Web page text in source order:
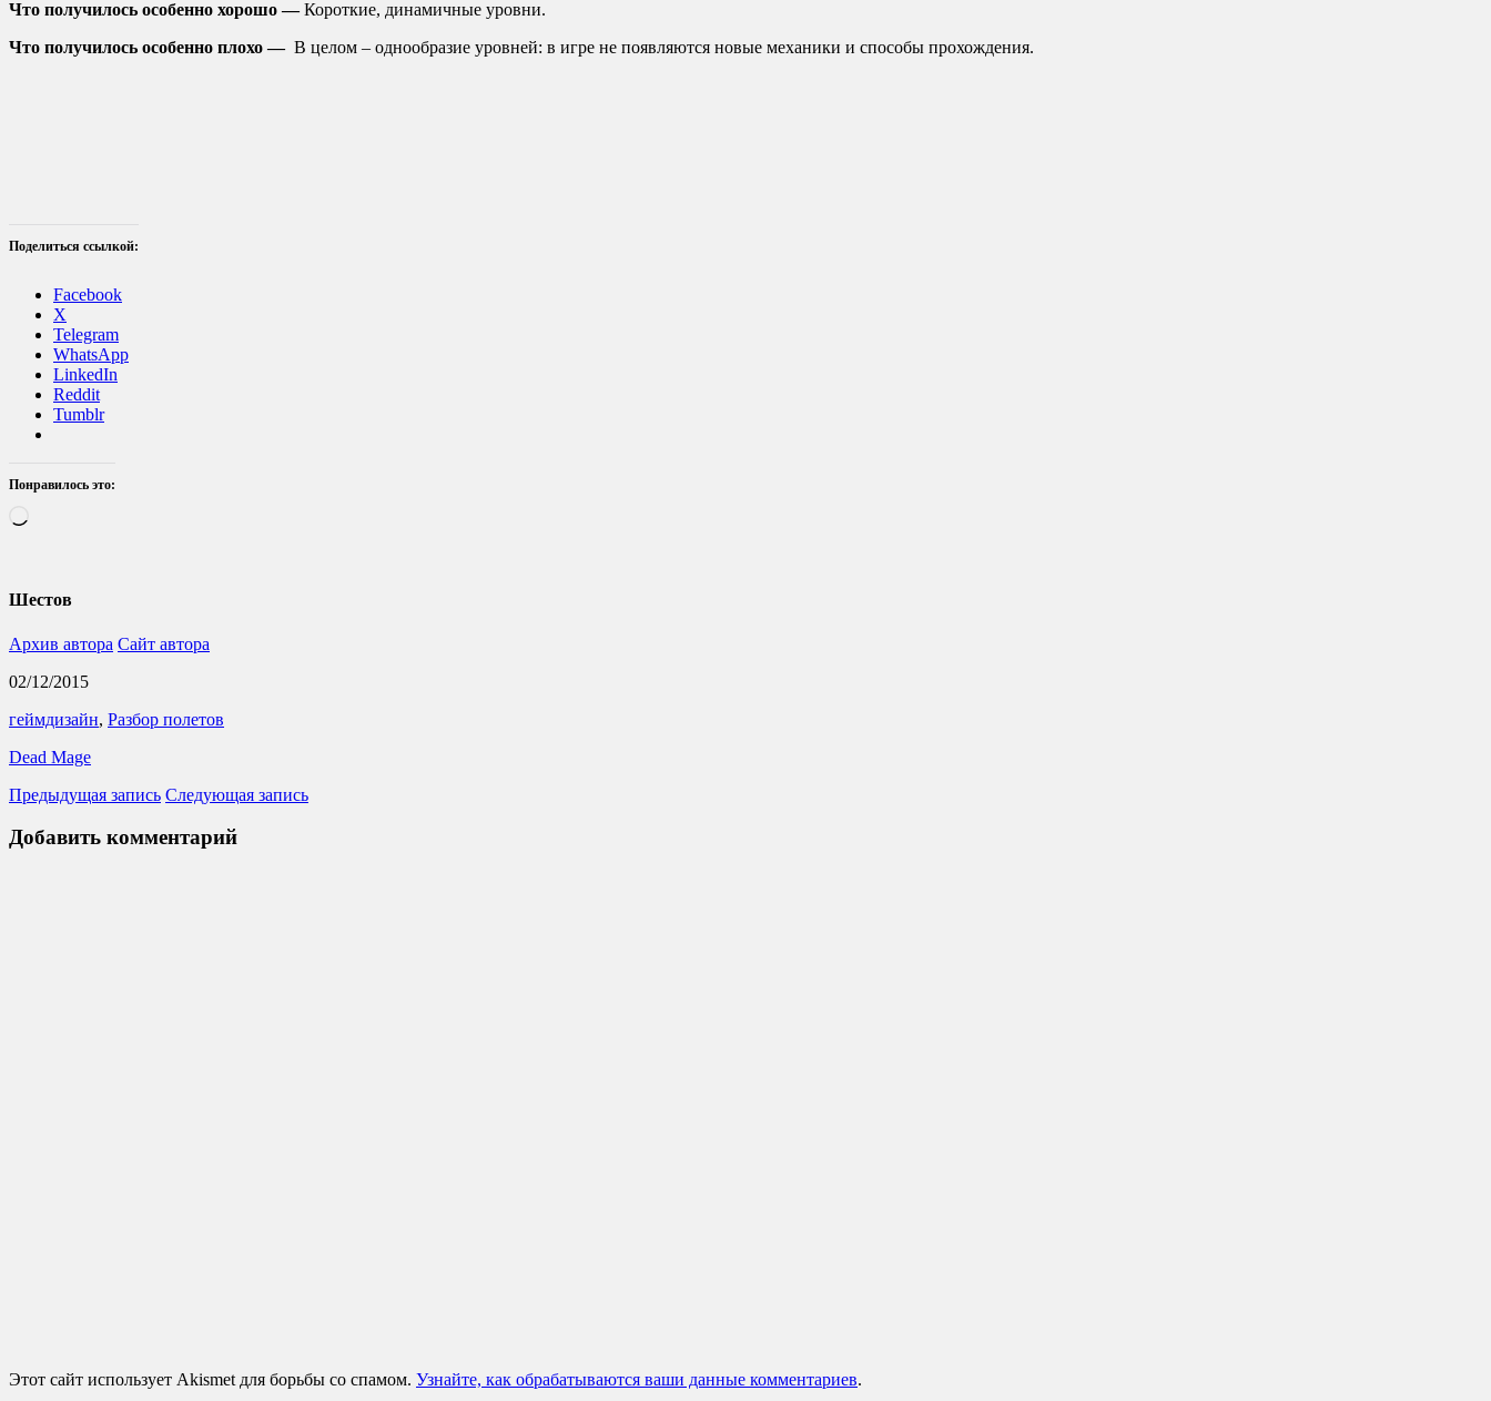
Что получилось особенно хорошо —Короткие, динамичные уровни.
Что получилось особенно плохо — В целом – однообразие уровней: в игре не появляются новые механики и способы прохождения.
Поделиться ссылкой:
Facebook
X
Telegram
WhatsApp
LinkedIn
Reddit
Tumblr
Понравилось это:
Шестов
Архив автора Сайт автора
02/12/2015
геймдизайн, Разбор полетов
Dead Mage
Предыдущая запись Следующая запись
Добавить комментарий
Этот сайт использует Akismet для борьбы со спамом. Узнайте, как обрабатываются ваши данные комментариев.